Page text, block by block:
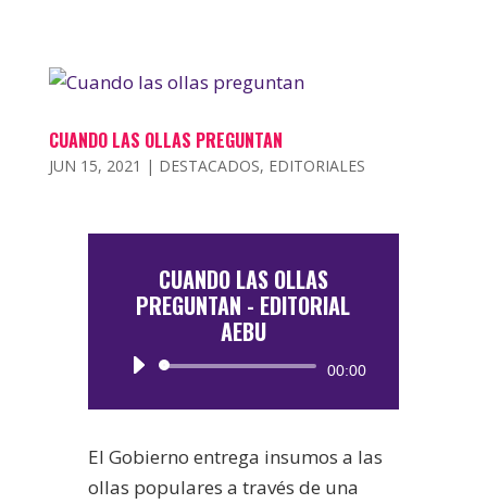
CUANDO LAS OLLAS PREGUNTAN
JUN 15, 2021 | DESTACADOS, EDITORIALES
CUANDO LAS OLLAS
PREGUNTAN - EDITORIAL
AEBU
Reproductor
00:00
El Gobierno entrega insumos a las
ollas populares a través de una